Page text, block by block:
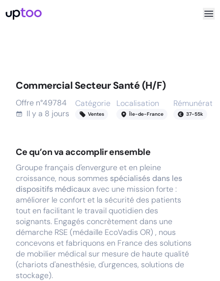
Commercial Secteur Santé (H/F)
Offre n°49784
Il y a 8 jours
Catégorie
Ventes
Localisation
Île-de-France 37-55k
Ce qu’on va accomplir ensemble
Groupe français d'envergure et en pleine
croissance, nous sommes spécialisés dans les
dispositifs médicaux avec une mission forte :
améliorer le confort et la sécurité des patients
tout en facilitant le travail quotidien des
soignants. Engagés concrètement dans une
démarche RSE (médaille EcoVadis OR) , nous
concevons et fabriquons en France des solutions
de mobilier médical sur mesure de haute qualité
(chariots d'anesthésie, d'urgences, solutions de
stockage).